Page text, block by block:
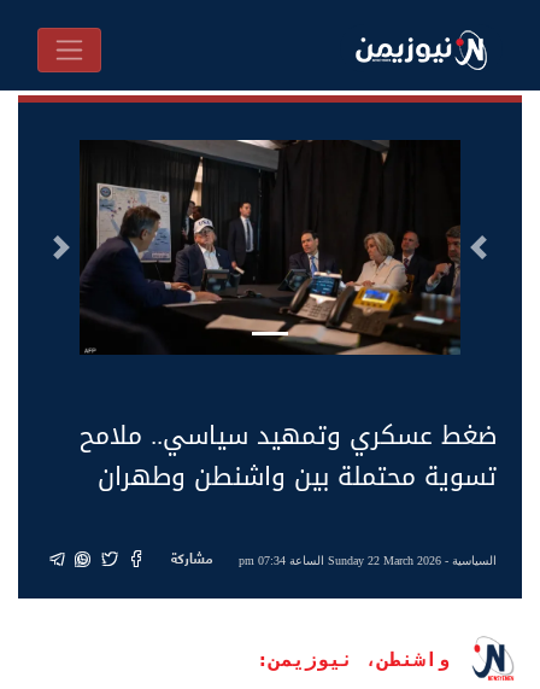
السابق التالى
ضغط عسكري وتمهيد سياسي.. ملامح
تسوية محتملة بين واشنطن وطهران
السياسية- Sunday 22 March 2026 الساعة 07:34 pm مشاركة
واشنطن، نيوزيمن: